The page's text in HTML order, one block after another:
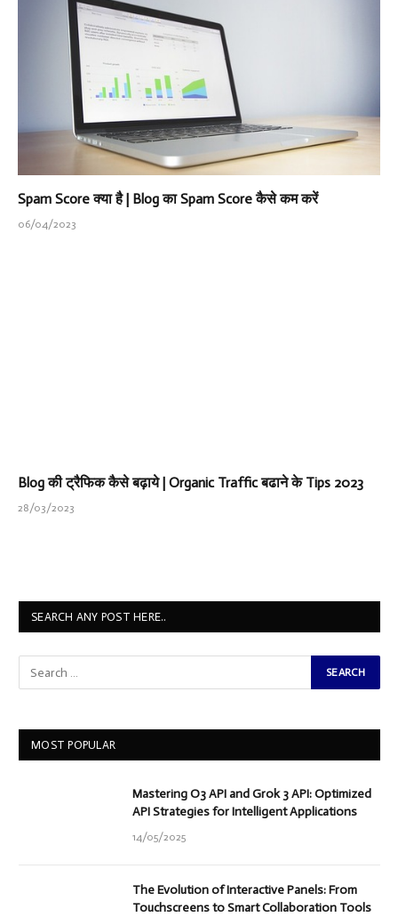
Spam Score क्या है | Blog का Spam Score कैसे कम करें
06/04/2023
Blog की ट्रैफिक कैसे बढ़ाये | Organic Traffic बढाने के Tips 2023
28/03/2023
SEARCH ANY POST HERE..
MOST POPULAR
Mastering O3 API and Grok 3 API: Optimized
API Strategies for Intelligent Applications
14/05/2025
The Evolution of Interactive Panels: From
Touchscreens to Smart Collaboration Tools